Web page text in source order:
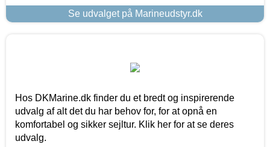
Se udvalget på Marineudstyr.dk
Hos DKMarine.dk finder du et bredt og inspirerende
udvalg af alt det du har behov for, for at opnå en
komfortabel og sikker sejltur. Klik her for at se deres
udvalg.